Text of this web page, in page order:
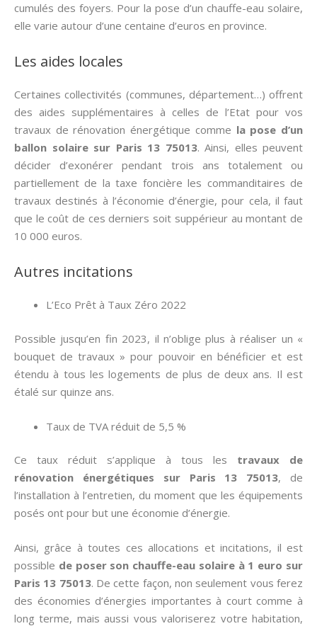
cumulés des foyers. Pour la pose d’un chauffe-eau solaire,
elle varie autour d’une centaine d’euros en province.
Les aides locales
Certaines collectivités (communes, département…) offrent
des aides supplémentaires à celles de l’Etat pour vos
travaux de rénovation énergétique comme la pose d’un
ballon solaire sur Paris 13 75013. Ainsi, elles peuvent
décider d’exonérer pendant trois ans totalement ou
partiellement de la taxe foncière les commanditaires de
travaux destinés à l’économie d’énergie, pour cela, il faut
que le coût de ces derniers soit suppérieur au montant de
10 000 euros.
Autres incitations
L’Eco Prêt à Taux Zéro 2022
Possible jusqu’en fin 2023, il n’oblige plus à réaliser un «
bouquet de travaux » pour pouvoir en bénéficier et est
étendu à tous les logements de plus de deux ans. Il est
étalé sur quinze ans.
Taux de TVA réduit de 5,5 %
Ce taux réduit s’applique à tous les travaux de
rénovation énergétiques sur Paris 13 75013, de
l’installation à l’entretien, du moment que les équipements
posés ont pour but une économie d’énergie.
Ainsi, grâce à toutes ces allocations et incitations, il est
possible de poser son chauffe-eau solaire à 1 euro sur
Paris 13 75013. De cette façon, non seulement vous ferez
des économies d’énergies importantes à court comme à
long terme, mais aussi vous valoriserez votre habitation,